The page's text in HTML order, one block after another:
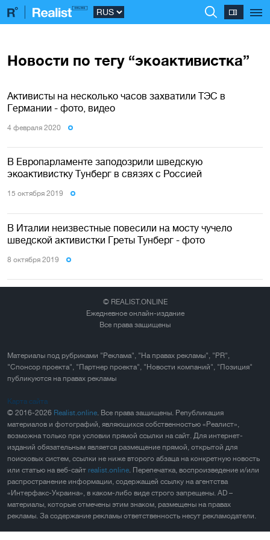
Новости по тегу “экоактивистка”
Активисты на несколько часов захватили ТЭС в
Германии - фото, видео
4 февраля 2020
В Европарламенте заподозрили шведскую
экоактивистку Тунберг в связях с Россией
15 октября 2019
В Италии неизвестные повесили на мосту чучело
шведской активистки Греты Тунберг - фото
8 октября 2019
© REALIST.ONLINE
Ежедневное онлайн-издание
Все права защищены
Материалы под рубриками "Реклама", "На правах рекламы", "PR",
"Спонсор проекта", "Партнер проекта", "Новости компаний", "Позиция"
публикуются на правах рекламы
Карта сайта
© 2016-2026 Realist.online. Все права защищены. Републикация
материалов и фотографий, являющихся собственностью «Реалист»,
возможна только при условии прямой ссылки на сайт. Для интернет-
изданий обязательным является размещение прямой, открытой для
поисковых систем, ссылки не ниже второго абзаца на конкретную новость
или статью на веб-сайт realist.online. Перепечатка, воспроизведение и/или
распространение информации, содержащей ссылку на агентства
«Интерфакс-Украина», в каком-либо виде строго запрещены. AD –
материалы, которые отмечены этим знаком, размещены на правах
рекламы. За содержание рекламы ответственность несут рекламодатели.